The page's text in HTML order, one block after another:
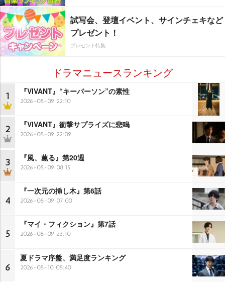
試写会、登壇イベント、サインチェキなど
プレゼント！
プレゼント特集
ドラマニュースランキング
1 『VIVANT』“キーパーソン”の素性
2026-08-09 22:10
2 『VIVANT』衝撃サプライズに悲鳴
2026-08-09 22:09
3 『風、薫る』第20週
2026-08-09 08:15
4
『一次元の挿し木』第6話
2026-08-09 07:00
5
『マイ・フィクション』第7話
2026-08-09 23:10
6
夏ドラマ序盤、満足度ランキング
2026-08-10 08:40